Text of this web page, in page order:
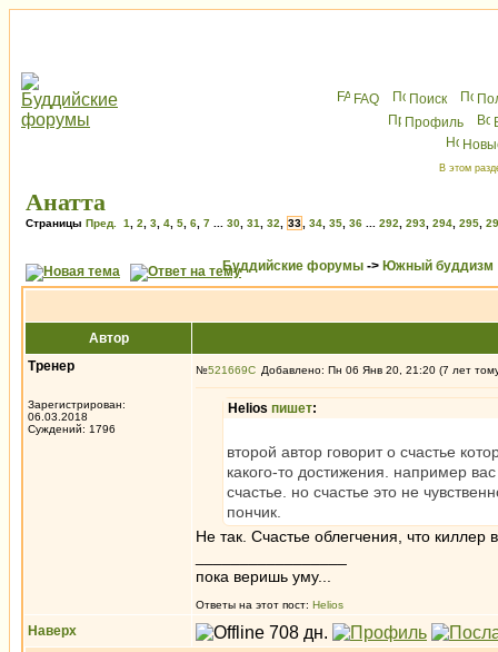
FAQ Поиск
Профиль
В этом
Анатта
Страницы Пред. 1 2 3 4 5 6 7 30 31 32 33 34 35 36 292 293 294 295
Буддийские форумы -> Южный буддизм
Автор
Тренер
Зарегистрирован:
06.03.2018
Суждений: 1796
№521669 Добавлено: Пн 06 Янв 20, 21:20 (7 лет
Helios пишет:
второй автор говорит о счастье
какого-то достижения. например
счастье. но счастье это не
пончик.
Не так. Счастье облегчения, что киллер
пока веришь уму...
Ответы на этот пост: Helios
Наверх